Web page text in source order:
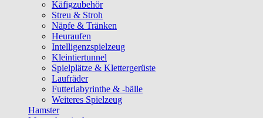
Käfigzubehör
Streu & Stroh
Näpfe & Tränken
Heuraufen
Intelligenzspielzeug
Kleintiertunnel
Spielplätze & Klettergerüste
Laufräder
Futterlabyrinthe & -bälle
Weiteres Spielzeug
Hamster